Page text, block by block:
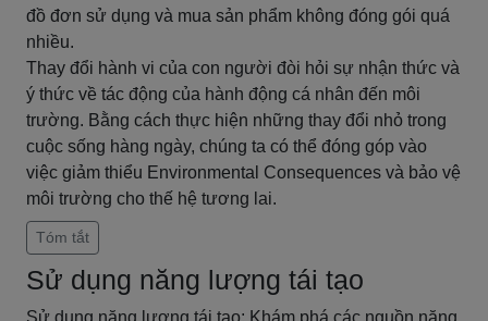
đồ đơn sử dụng và mua sản phẩm không đóng gói quá
nhiều.
Thay đổi hành vi của con người đòi hỏi sự nhận thức và
ý thức về tác động của hành động cá nhân đến môi
trường. Bằng cách thực hiện những thay đổi nhỏ trong
cuộc sống hàng ngày, chúng ta có thể đóng góp vào
việc giảm thiểu Environmental Consequences và bảo vệ
môi trường cho thế hệ tương lai.
Tóm tắt
Sử dụng năng lượng tái tạo
Sử dụng năng lượng tái tạo: Khám phá các nguồn năng